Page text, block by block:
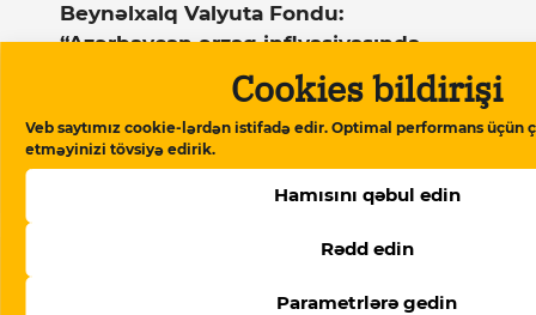
Cookies bildirişi
Veb saytımız cookie-lərdən istifadə edir. Optimal performans üçün
etməyinizi tövsiyə edirik.
Hamısını qəbul edin
Rədd edin
Parametrlərə gedin
Beynəlxalq Valyuta Fondu:
“Azərbaycan ərzaq inflyasiyasında
Rusiyadan yüksək dərəcədə asılıdır”
Bəhruz Həsənli Ukraynada yenidən
həbs edilib